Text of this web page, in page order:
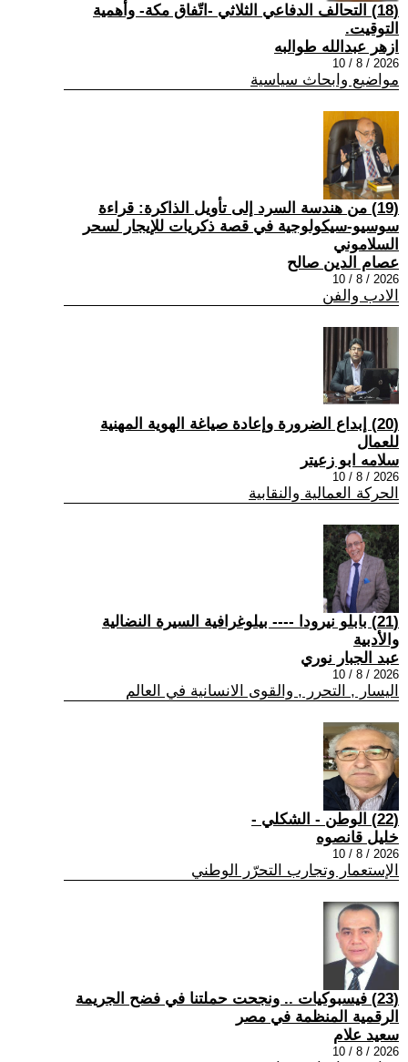
(18) التحالف الدفاعي الثلاثي -اتّفاق مكة- وأهمية
التوقيت.
ازهر عبدالله طوالبه
2026 / 8 / 10
مواضيع وابحاث سياسية
(19) من هندسة السرد إلى تأويل الذاكرة: قراءة
سوسيو-سيكولوجية في قصة ذكريات للإيجار لسحر
السلاموني
عصام الدين صالح
2026 / 8 / 10
الادب والفن
(20) إبداع الضرورة وإعادة صياغة الهوية المهنية
للعمال
سلامه ابو زعيتر
2026 / 8 / 10
الحركة العمالية والنقابية
(21) بابلو نيرودا ---- بيلوغرافية السيرة النضالية
والأدبية
عبد الجبار نوري
2026 / 8 / 10
اليسار , التحرر , والقوى الانسانية في العالم
(22) الوطن - الشكلي -
خليل قانصوه
2026 / 8 / 10
الإستعمار وتجارب التحرّر الوطني
(23) فيسبوكيات .. ونجحت حملتنا في فضح الجريمة
الرقمية المنظمة في مصر
سعيد علام
2026 / 8 / 10